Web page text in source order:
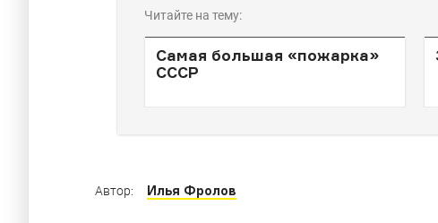
Читайте на тему:
Самая большая «пожарка»
СССР
Автор: Илья Фролов